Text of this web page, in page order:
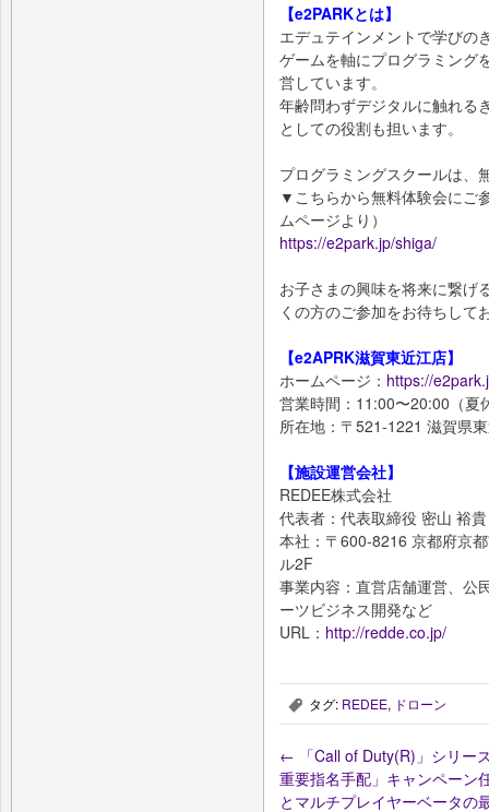
【e2PARKとは】
エデュテインメントで学びの
ゲームを軸にプログラミング
営しています。
年齢問わずデジタルに触れる
としての役割も担います。
プログラミングスクールは、
▼こちらから無料体験会にご
ムページより）
https://e2park.jp/shiga/
お子さまの興味を将来に繋げ
くの方のご参加をお待ちして
【e2APRK滋賀東近江店】
ホームページ： https://
営業時間：11:00〜20:00（夏
所在地：〒521-1221 滋賀県
【施設運営会社】
REDEE株式会社
代表者：代表取締役 密山 裕貴
本社：〒600-8216 京都府京
ル2F
事業内容：直営店舗運営、公
ーツビジネス開発など
URL： http://redde.co.jp/
, タグ: REDEE, ドローン
← 「Call of Duty(R)」シリー
重要指名手配」キャンペーン
とマルチプレイヤーベータの